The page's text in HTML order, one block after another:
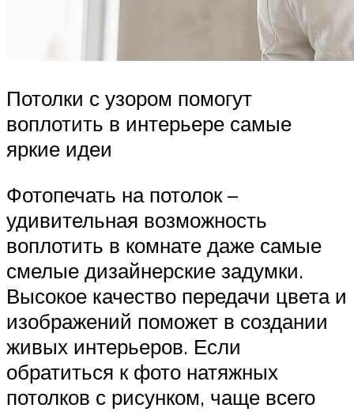
Потолки с узором помогут
воплотить в интерьере самые
яркие идеи
Фотопечать на потолок –
удивительная возможность
воплотить в комнате даже самые
смелые дизайнерские задумки.
Высокое качество передачи цвета и
изображений поможет в создании
живых интерьеров. Если
обратиться к фото натяжных
потолков с рисунком, чаще всего